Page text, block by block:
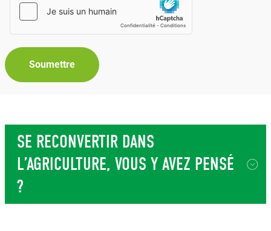
Soumettre
SE RECONVERTIR DANS
L’AGRICULTURE, VOUS Y AVEZ PENSÉ
?